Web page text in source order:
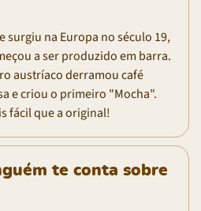
surgiu na Europa no século 19,
a ser produzido em barra.
austríaco derramou café
e criou o primeiro "Mocha".
fácil que a original!
te conta sobre